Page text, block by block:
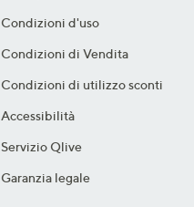
Condizioni d'uso
Condizioni di Vendita
Condizioni di utilizzo sconti
Accessibilità
Servizio Qlive
Garanzia legale